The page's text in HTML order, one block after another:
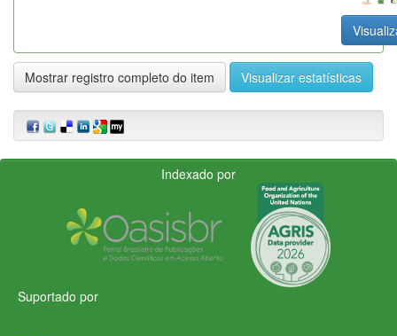
Mostrar registro completo do item Visualizar estatísticas
Indexado por
Suportado por